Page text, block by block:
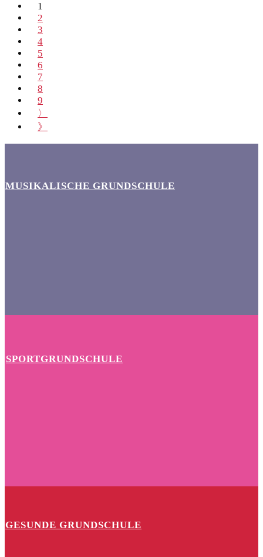
1
2
3
4
5
6
7
8
9
〉
》
MUSIKALISCHE GRUNDSCHULE
SPORTGRUNDSCHULE
GESUNDE GRUNDSCHULE